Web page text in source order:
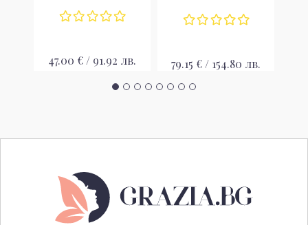
47.00 € / 91.92 лв. 79.15 € / 154.80 лв.